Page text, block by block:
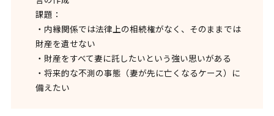
課題：
・内縁関係では法律上の相続権がなく、そのままでは
財産を遺せない
・財産をすべて妻に託したいという強い思いがある
・将来的な不測の事態（妻が先に亡くなるケース）に
備えたい